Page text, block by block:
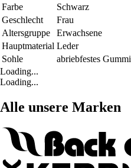
Farbe
Schwarz
Geschlecht
Frau
Altersgruppe
Erwachsene
Hauptmaterial Leder
Sohle
abriebfestes Gummi
Loading...
Loading...
Alle unsere Marken